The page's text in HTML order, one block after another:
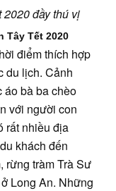
đầy thú vị
Tây Tết 2020
điểm thích hợp
du lịch. Cảnh
áo bà ba chèo
với người con
rất nhiều địa
khách đến
rừng tràm Trà Sư
Long An. Những